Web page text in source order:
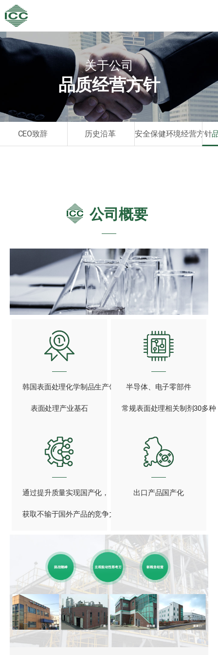
CEO致辞 历史沿革 安全保健环境经营方针
关于公司
品质经营方针
公司概要
韩国表面处理化学制品生产领头企业，
表面处理产业基石
半导体、电子零部件
常规表面处理相关制剂30多种
通过提升质量实现国产化，
获取不输于国外产品的竞争力
出口产品国产化